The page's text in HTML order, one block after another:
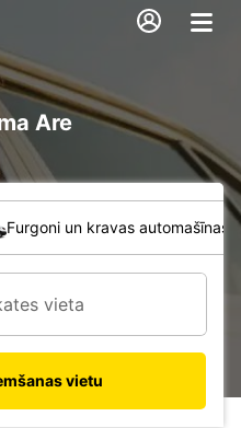
Are
Furgoni un kravas automašīnas
vietu